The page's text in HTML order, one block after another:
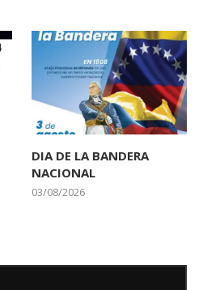
DIA DE LA BANDERA
NACIONAL
03/08/2026